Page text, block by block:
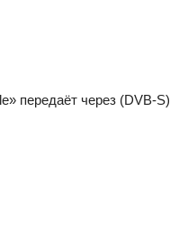
передаёт через (DVB-S)